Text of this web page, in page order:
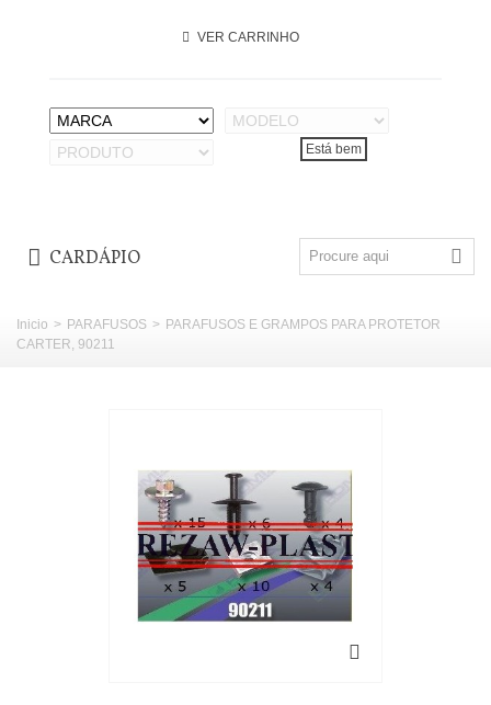
VER CARRINHO
CARDÁPIO
Inicio > PARAFUSOS > PARAFUSOS E GRAMPOS PARA PROTETOR
CARTER, 90211